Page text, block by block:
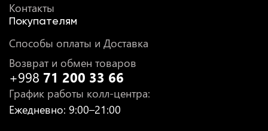
Контакты
Покупателям
Способы оплаты и Доставка
Возврат и обмен товаров
+998 71 200 33 66
График работы колл-центра:
Ежедневно: 9:00–21:00